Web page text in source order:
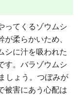
ってくるゾウムシ
柔らかいため、
シに汁を吸われた
す。バラゾウムシ
しょう。つぼみが
被害にあう心配は